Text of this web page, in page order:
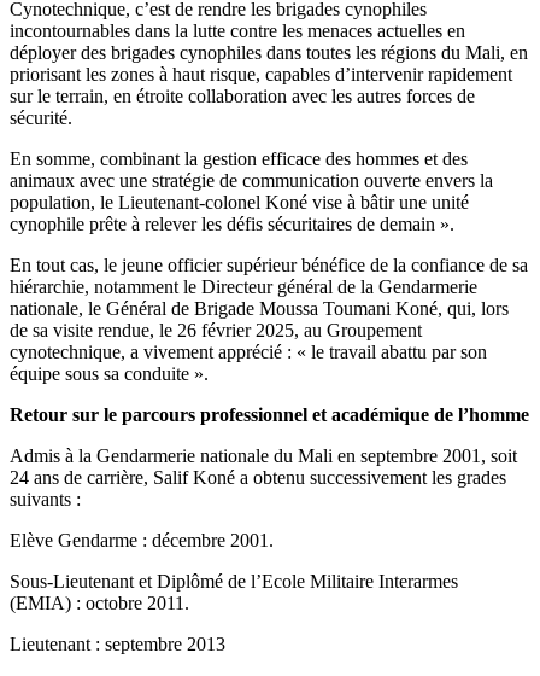
Cynotechnique, c’est de rendre les brigades cynophiles
incontournables dans la lutte contre les menaces actuelles en
déployer des brigades cynophiles dans toutes les régions du Mali, en
priorisant les zones à haut risque, capables d’intervenir rapidement
sur le terrain, en étroite collaboration avec les autres forces de
sécurité.
En somme, combinant la gestion efficace des hommes et des
animaux avec une stratégie de communication ouverte envers la
population, le Lieutenant-colonel Koné vise à bâtir une unité
cynophile prête à relever les défis sécuritaires de demain ».
En tout cas, le jeune officier supérieur bénéfice de la confiance de sa
hiérarchie, notamment le Directeur général de la Gendarmerie
nationale, le Général de Brigade Moussa Toumani Koné, qui, lors
de sa visite rendue, le 26 février 2025, au Groupement
cynotechnique, a vivement apprécié : « le travail abattu par son
équipe sous sa conduite ».
Retour sur le parcours professionnel et académique de l’homme
Admis à la Gendarmerie nationale du Mali en septembre 2001, soit
24 ans de carrière, Salif Koné a obtenu successivement les grades
suivants :
Elève Gendarme : décembre 2001.
Sous-Lieutenant et Diplômé de l’Ecole Militaire Interarmes
(EMIA) : octobre 2011.
Lieutenant : septembre 2013